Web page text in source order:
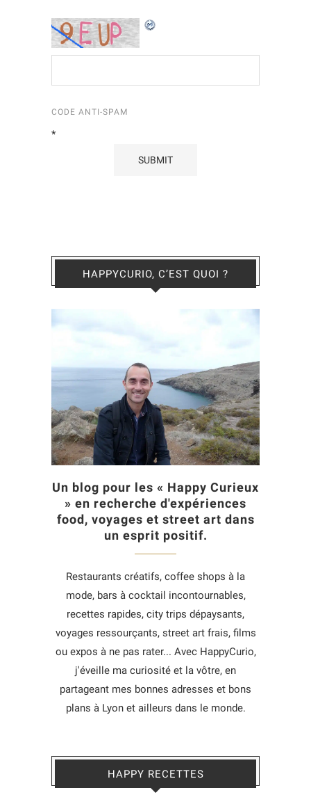
CODE ANTI-SPAM
*
HAPPYCURIO, C’EST QUOI ?
Un blog pour les « Happy Curieux
» en recherche d'expériences
food, voyages et street art dans
un esprit positif.
Restaurants créatifs, coffee shops à la
mode, bars à cocktail incontournables,
recettes rapides, city trips dépaysants,
voyages ressourçants, street art frais, films
ou expos à ne pas rater... Avec HappyCurio,
j'éveille ma curiosité et la vôtre, en
partageant mes bonnes adresses et bons
plans à Lyon et ailleurs dans le monde.
HAPPY RECETTES